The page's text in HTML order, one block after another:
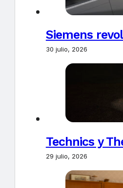
Siemens
30 julio, 2026
Technics y
29 julio, 2026